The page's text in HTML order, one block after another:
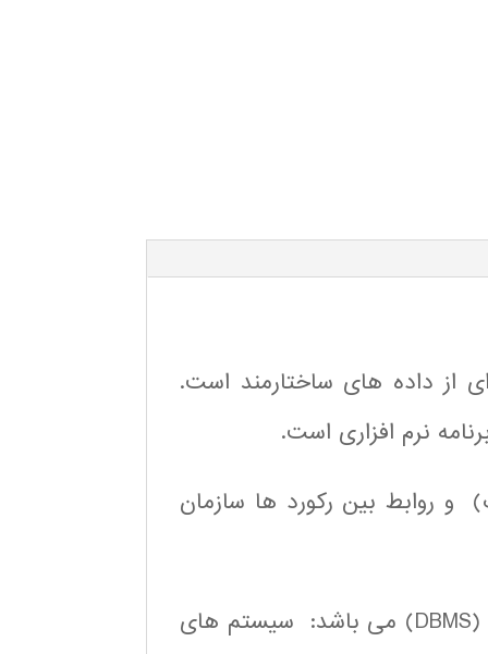
از داده های ساختارمند است.
نرم افزاری است.
روابط بین رکورد ها سازمان
این آموزش مربوط به سیستم های مدیریت دیتابیس (DBMS) می باشد: سیستم های